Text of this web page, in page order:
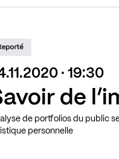
· 19:30
de
de portfolios du public
personnelle